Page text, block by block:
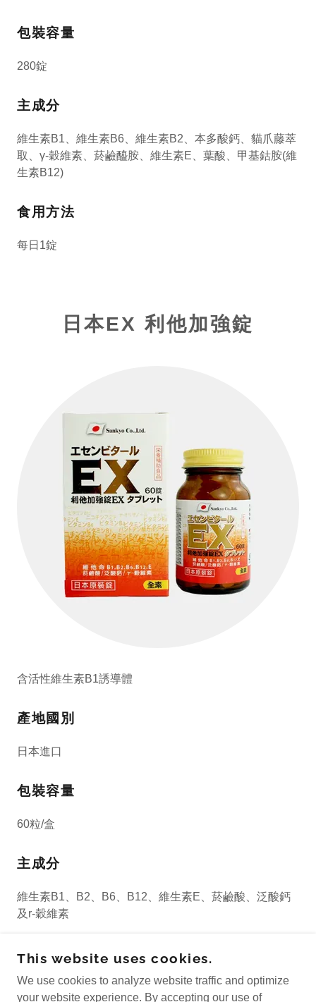
包裝容量
280錠
主成分
維生素B1、維生素B6、維生素B2、本多酸鈣、貓爪藤萃
取、γ-穀維素、菸鹼醯胺、維生素E、葉酸、甲基鈷胺(維
生素B12)
食用方法
每日1錠
日本EX 利他加強錠
含活性維生素B1誘導體
產地國別
日本進口
包裝容量
60粒/盒
主成分
維生素B1、B2、B6、B12、維生素E、菸鹼酸、泛酸鈣
及r-穀維素
食用方法
一天2粒
This website uses cookies.
We use cookies to analyze website traffic and optimize
your website experience. By accepting our use of